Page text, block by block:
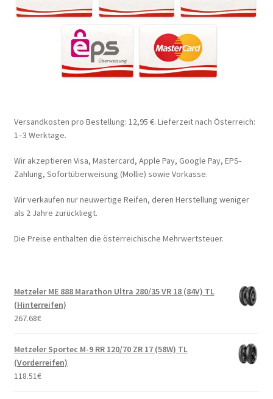
Versandkosten pro Bestellung: 12,95 €. Lieferzeit nach Österreich:
1–3 Werktage.
Wir akzeptieren Visa, Mastercard, Apple Pay, Google Pay, EPS-
Zahlung, Sofortüberweisung (Mollie) sowie Vorkasse.
Wir verkaufen nur neuwertige Reifen, deren Herstellung weniger
als 2 Jahre zurückliegt.
Die Preise enthalten die österreichische Mehrwertsteuer.
Metzeler ME 888 Marathon Ultra 280/35 VR 18 (84V) TL
(Hinterreifen)
267.68€
Metzeler Sportec M-9 RR 120/70 ZR 17 (58W) TL
(Vorderreifen)
118.51€